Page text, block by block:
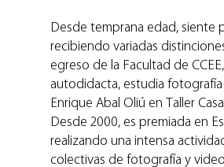
Desde temprana edad, siente
recibiendo variadas
egreso de la Facultad de
autodidacta, estudia
Enrique Abal Oliú en Taller
Desde 2000, es premiada en
realizando una intensa
colectivas de fotografía y